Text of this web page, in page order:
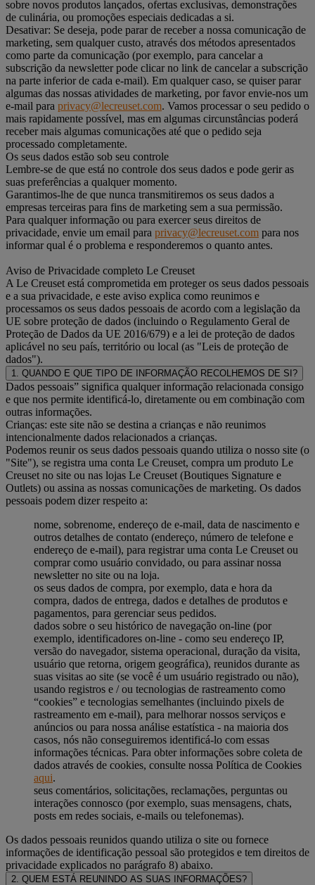
sobre novos produtos lançados, ofertas exclusivas, demonstrações
de culinária, ou promoções especiais dedicadas a si.
Desativar: Se deseja, pode parar de receber a nossa comunicação de
marketing, sem qualquer custo, através dos métodos apresentados
como parte da comunicação (por exemplo, para cancelar a
subscrição da newsletter pode clicar no link de cancelar a subscrição
na parte inferior de cada e-mail). Em qualquer caso, se quiser parar
algumas das nossas atividades de marketing, por favor envie-nos um
e-mail para privacy@lecreuset.com. Vamos processar o seu pedido o
mais rapidamente possível, mas em algumas circunstâncias poderá
receber mais algumas comunicações até que o pedido seja
processado completamente.
Os seus dados estão sob seu controle
Lembre-se de que está no controle dos seus dados e pode gerir as
suas preferências a qualquer momento.
Garantimos-lhe de que nunca transmitiremos os seus dados a
empresas terceiras para fins de marketing sem a sua permissão.
Para qualquer informação ou para exercer seus direitos de
privacidade, envie um email para privacy@lecreuset.com para nos
informar qual é o problema e responderemos o quanto antes.
Aviso de Privacidade completo Le Creuset
A Le Creuset está comprometida em proteger os seus dados pessoais
e a sua privacidade, e este aviso explica como reunimos e
processamos os seus dados pessoais de acordo com a legislação da
UE sobre proteção de dados (incluindo o Regulamento Geral de
Proteção de Dados da UE 2016/679) e a lei de proteção de dados
aplicável no seu país, território ou local (as "Leis de proteção de
dados").
1. QUANDO E QUE TIPO DE INFORMAÇÃO RECOLHEMOS DE SI?
Dados pessoais” significa qualquer informação relacionada consigo
e que nos permite identificá-lo, diretamente ou em combinação com
outras informações.
Crianças: este site não se destina a crianças e não reunimos
intencionalmente dados relacionados a crianças.
Podemos reunir os seus dados pessoais quando utiliza o nosso site (o
"Site"), se registra uma conta Le Creuset, compra um produto Le
Creuset no site ou nas lojas Le Creuset (Boutiques Signature e
Outlets) ou assina as nossas comunicações de marketing. Os dados
pessoais podem dizer respeito a:
nome, sobrenome, endereço de e-mail, data de nascimento e
outros detalhes de contato (endereço, número de telefone e
endereço de e-mail), para registrar uma conta Le Creuset ou
comprar como usuário convidado, ou para assinar nossa
newsletter no site ou na loja.
os seus dados de compra, por exemplo, data e hora da
compra, dados de entrega, dados e detalhes de produtos e
pagamentos, para gerenciar seus pedidos.
dados sobre o seu histórico de navegação on-line (por
exemplo, identificadores on-line - como seu endereço IP,
versão do navegador, sistema operacional, duração da visita,
usuário que retorna, origem geográfica), reunidos durante as
suas visitas ao site (se você é um usuário registrado ou não),
usando registros e / ou tecnologias de rastreamento como
“cookies” e tecnologias semelhantes (incluindo pixels de
rastreamento em e-mail), para melhorar nossos serviços e
anúncios ou para nossa análise estatística - na maioria dos
casos, nós não conseguiremos identificá-lo com essas
informações técnicas. Para obter informações sobre coleta de
dados através de cookies, consulte nossa Política de Cookies
aqui.
seus comentários, solicitações, reclamações, perguntas ou
interações connosco (por exemplo, suas mensagens, chats,
posts em redes sociais, e-mails ou telefonemas).
Os dados pessoais reunidos quando utiliza o site ou fornece
informações de identificação pessoal são protegidos e tem direitos de
privacidade explicados no parágrafo 8) abaixo.
2. QUEM ESTÁ REUNINDO AS SUAS INFORMAÇÕES?